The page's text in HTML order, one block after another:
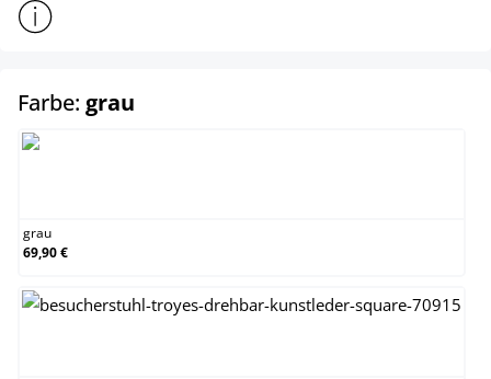
Weitere Produktinformationen anzeigen
Farbe: grau
grau
69,90 €